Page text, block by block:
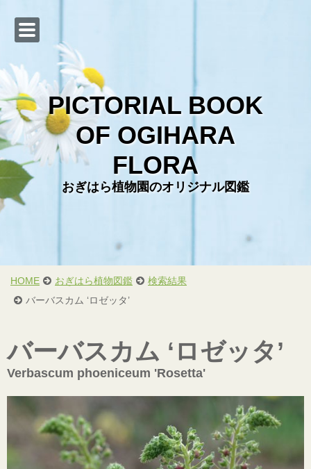
Web カタログ
おぎはら植物図鑑
会社概要
お客様からの写真
PICTORIAL BOOK
OF OGIHARA
FLORA
おぎはら植物園のオリジナル図鑑
HOME おぎはら植物図鑑
検索結果
バーバスカム ‘ロゼッタ’
バーバスカム ‘ロゼッタ’
Verbascum phoeniceum 'Rosetta'